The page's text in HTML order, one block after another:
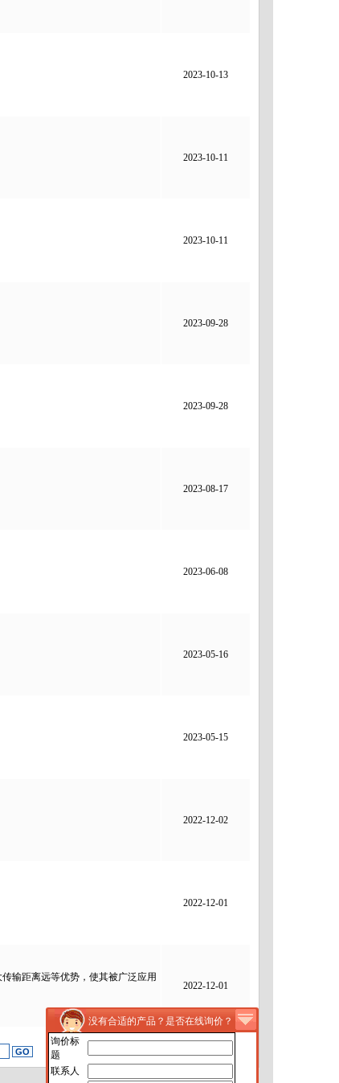
没有合适的产品？是否在线询价？
询价标
题
联系人
2023-10-13
2023-10-11
2023-10-11
2023-09-28
2023-09-28
2023-08-17
2023-06-08
2023-05-16
2023-05-15
2022-12-02
2022-12-01
输距离远等优势，使其被广泛应用
2022-12-01